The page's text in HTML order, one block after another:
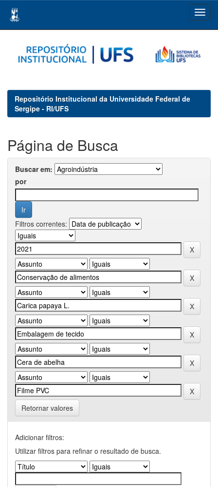
navigation
Repositório Institucional da Universidade Federal de
Sergipe - RI/UFS
Página de Busca
Buscar em:
por
Filtros correntes:
Retornar valores
Adicionar filtros:
Utilizar filtros para refinar o resultado de busca.